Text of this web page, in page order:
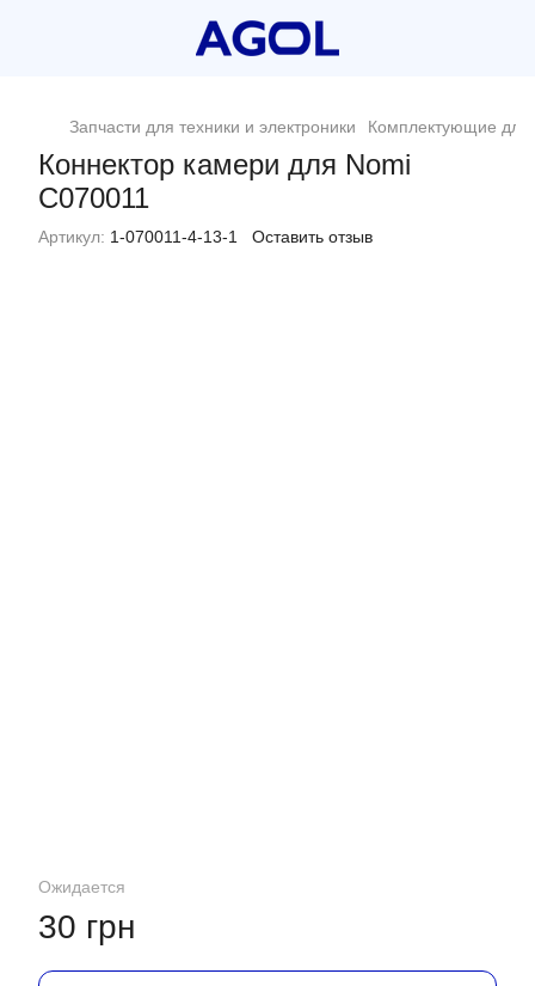
Запчасти для техники и электроники Комплектующие для
Коннектор камери для Nomi
C070011
Артикул: 1-070011-4-13-1 Оставить отзыв
Ожидается
30 грн